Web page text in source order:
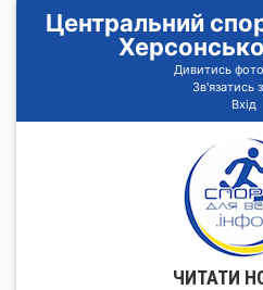
Центральний
Дивитись
Зв'язатись
Вхід
ЧИТАТИ